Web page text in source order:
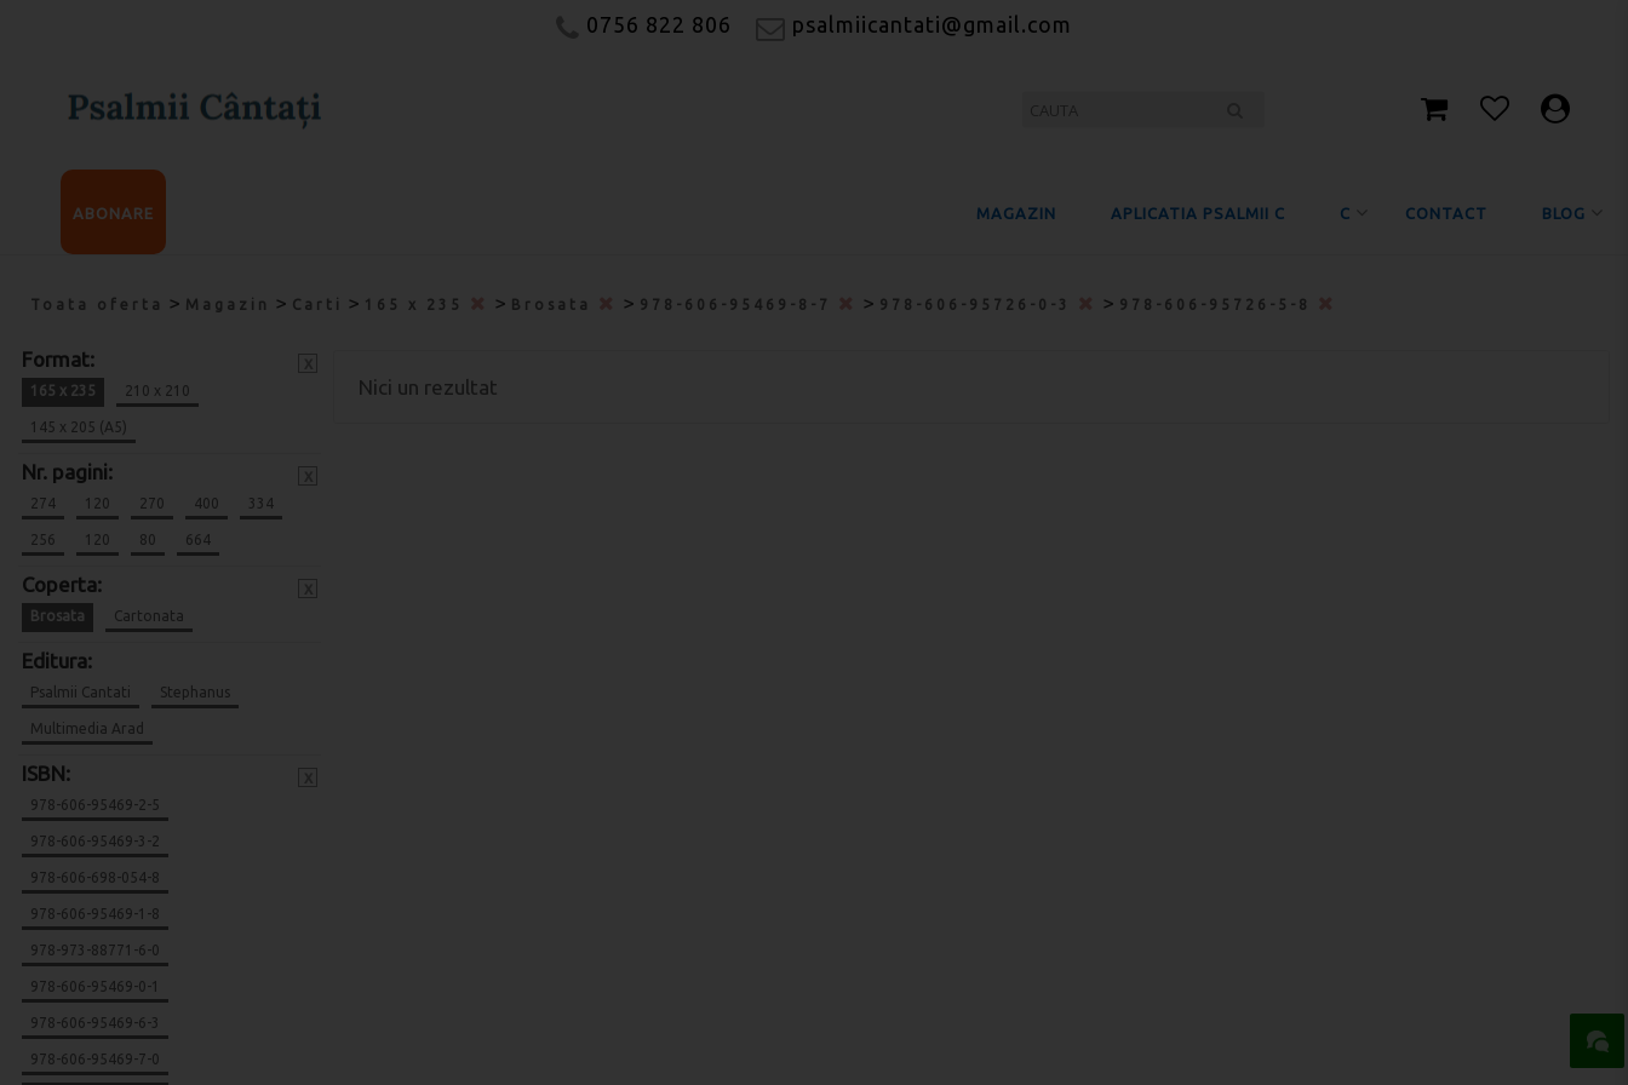
0756 822 806 psalmiicantati@gmail.com
MAGAZIN APLICATIA PSALMII C C CONTACT BLOG
ABONARE
Toata oferta > Magazin > Carti > 165 x 235 > Brosata > 978-606-95469-8-7 > 978-606-95726-0-3 > 978-606-95726-5-8
Format:
165 x 235 210 x 210
145 x 205 (A5)
Nr. pagini:
274 120 270 400 334
256 120 80 664
Coperta:
Brosata Cartonata
Editura:
Psalmii Cantati Stephanus
Multimedia Arad
ISBN:
978-606-95469-2-5
978-606-95469-3-2
978-606-698-054-8
978-606-95469-1-8
978-973-88771-6-0
978-606-95469-0-1
978-606-95469-6-3
978-606-95469-7-0
Nici un rezultat